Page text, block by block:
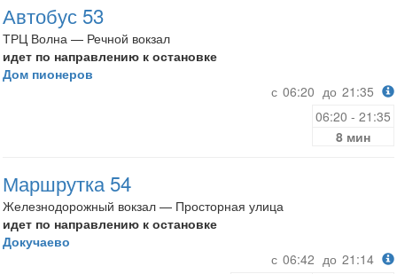
Автобус 53
ТРЦ Волна — Речной вокзал
идет по направлению к остановке
Дом пионеров
с 06:20 до 21:35
06:20 - 21:35
8 мин
Маршрутка 54
Железнодорожный вокзал — Просторная улица
идет по направлению к остановке
Докучаево
с 06:42 до 21:14